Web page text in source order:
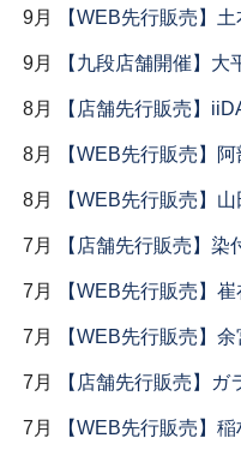
9月 【WEB先行販売】
9月 【九段店舗開催】大
8月 【店舗先行販売】
8月 【WEB先行販売】
8月 【WEB先行販売】
7月 【店舗先行販売】染
7月 【WEB先行販売】
7月 【WEB先行販売】
7月 【店舗先行販売】ガ
7月 【WEB先行販売】